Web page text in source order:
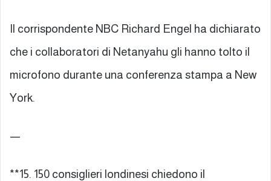
Il corrispondente NBC Richard Engel ha dichiarato
che i collaboratori di Netanyahu gli hanno tolto il
microfono durante una conferenza stampa a New
York.
—
**15. 150 consiglieri londinesi chiedono il